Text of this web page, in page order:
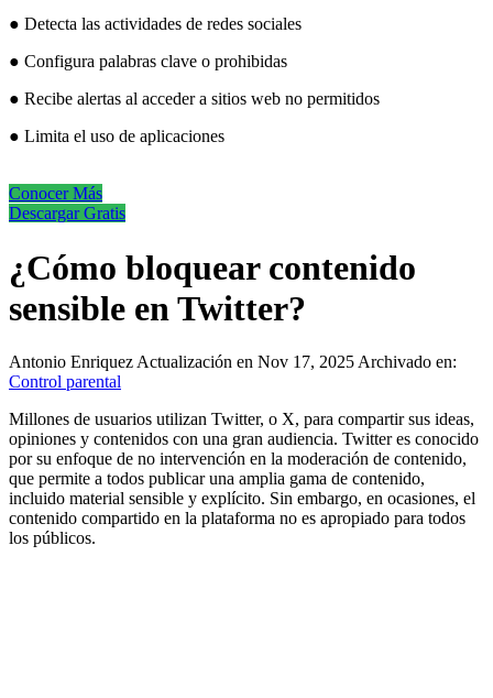
● Detecta las actividades de redes sociales
● Configura palabras clave o prohibidas
● Recibe alertas al acceder a sitios web no permitidos
● Limita el uso de aplicaciones
Conocer Más
Descargar Gratis
¿Cómo bloquear contenido
sensible en Twitter?
Antonio Enriquez Actualización en Nov 17, 2025 Archivado en:
Control parental
Millones de usuarios utilizan Twitter, o X, para compartir sus ideas,
opiniones y contenidos con una gran audiencia. Twitter es conocido
por su enfoque de no intervención en la moderación de contenido,
que permite a todos publicar una amplia gama de contenido,
incluido material sensible y explícito. Sin embargo, en ocasiones, el
contenido compartido en la plataforma no es apropiado para todos
los públicos.